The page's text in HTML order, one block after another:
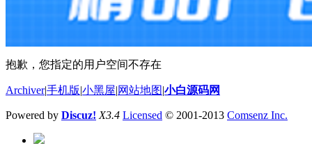
抱歉，您指定的用户空间不存在
Archiver|手机版 小黑屋 网站地图 小白源码网
Powered by Discuz! X3.4 Licensed © 2001-2013 Comsenz Inc.